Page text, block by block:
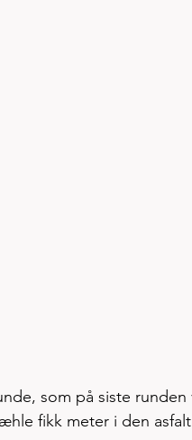
som på siste
fikk meter i den